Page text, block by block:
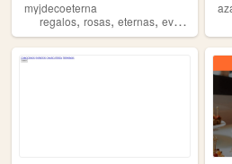
myjdecoeterna
regalos, rosas, eternas, eventos